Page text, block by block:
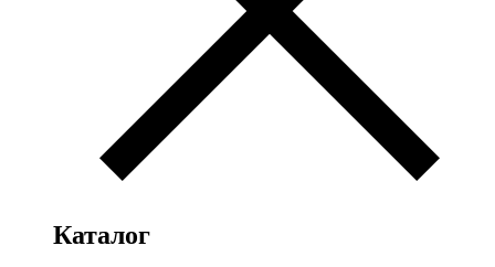
Каталог